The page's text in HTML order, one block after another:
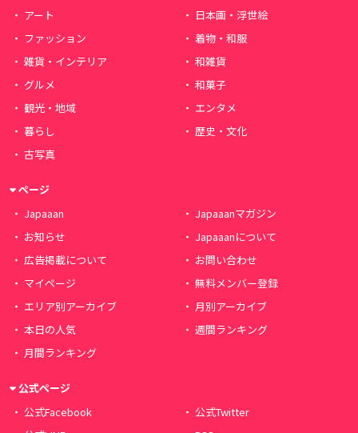
アート
日本画・浮世絵
ファッション
着物・和服
雑貨・インテリア
和雑貨
グルメ
和菓子
観光・地域
エンタメ
暮らし
歴史・文化
古写真
ページ
Japaaan
Japaaanマガジン
お知らせ
Japaaanについて
広告掲載について
お問い合わせ
マイページ
無料メンバー登録
エリア別アーカイブ
月別アーカイブ
本日の人気
週間ランキング
月間ランキング
公式ページ
公式Facebook
公式Twitter